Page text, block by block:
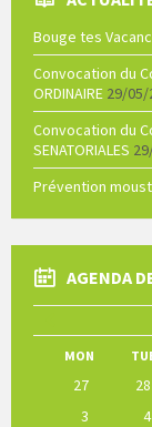
Bouge tes
Convocation du
ORDINAIRE 29/05/
Convocation du
SENATORIALES
Prévention
AGENDA
Month
MON
calendar
27 28
3
4